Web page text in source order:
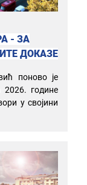
- ЗА
ДОКАЗЕ
поново је
године
у својини